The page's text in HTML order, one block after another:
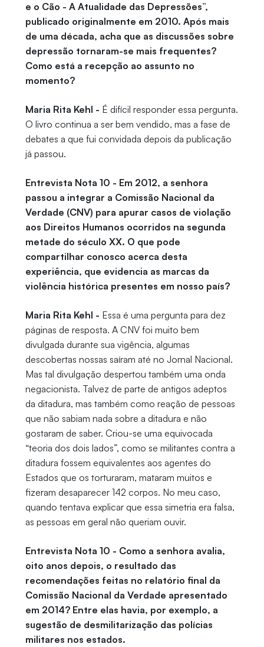
e o Cão - A Atualidade das Depressões”,
publicado originalmente em 2010. Após mais
de uma década, acha que as discussões sobre
depressão tornaram-se mais frequentes?
Como está a recepção ao assunto no
momento?
Maria Rita Kehl - É difícil responder essa pergunta.
O livro continua a ser bem vendido, mas a fase de
debates a que fui convidada depois da publicação
já passou.
Entrevista Nota 10 - Em 2012, a senhora
passou a integrar a Comissão Nacional da
Verdade (CNV) para apurar casos de violação
aos Direitos Humanos ocorridos na segunda
metade do século XX. O que pode
compartilhar conosco acerca desta
experiência, que evidencia as marcas da
violência histórica presentes em nosso país?
Maria Rita Kehl - Essa é uma pergunta para dez
páginas de resposta. A CNV foi muito bem
divulgada durante sua vigência, algumas
descobertas nossas saíram até no Jornal Nacional.
Mas tal divulgação despertou também uma onda
negacionista. Talvez de parte de antigos adeptos
da ditadura, mas também como reação de pessoas
que não sabiam nada sobre a ditadura e não
gostaram de saber. Criou-se uma equivocada
“teoria dos dois lados”, como se militantes contra a
ditadura fossem equivalentes aos agentes do
Estados que os torturaram, mataram muitos e
fizeram desaparecer 142 corpos. No meu caso,
quando tentava explicar que essa simetria era falsa,
as pessoas em geral não queriam ouvir.
Entrevista Nota 10 - Como a senhora avalia,
oito anos depois, o resultado das
recomendações feitas no relatório final da
Comissão Nacional da Verdade apresentado
em 2014? Entre elas havia, por exemplo, a
sugestão de desmilitarização das polícias
militares nos estados.